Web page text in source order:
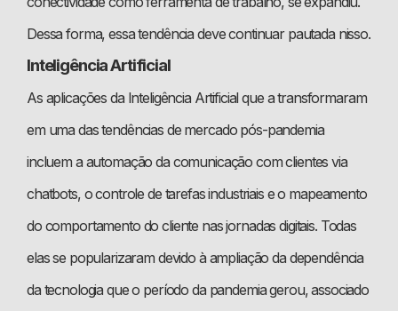
Dessa forma, essa tendência deve continuar pautada nisso.
Inteligência Artificial
As aplicações da Inteligência Artificial que a transformaram
em uma das tendências de mercado pós-pandemia
incluem a automação da comunicação com clientes via
chatbots, o controle de tarefas industriais e o mapeamento
do comportamento do cliente nas jornadas digitais. Todas
elas se popularizaram devido à ampliação da dependência
da tecnologia que o período da pandemia gerou, associado